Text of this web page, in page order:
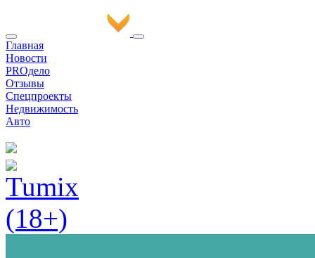
Главная
Новости
PROдело
Отзывы
Спецпроекты
Недвижимость
Авто